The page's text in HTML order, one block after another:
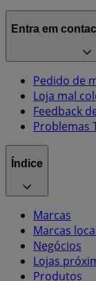
Entra em
Pedido de
Loja mal
Feedback
Problemas
Índice
Marcas
Marcas
Negócios
Lojas
Produtos